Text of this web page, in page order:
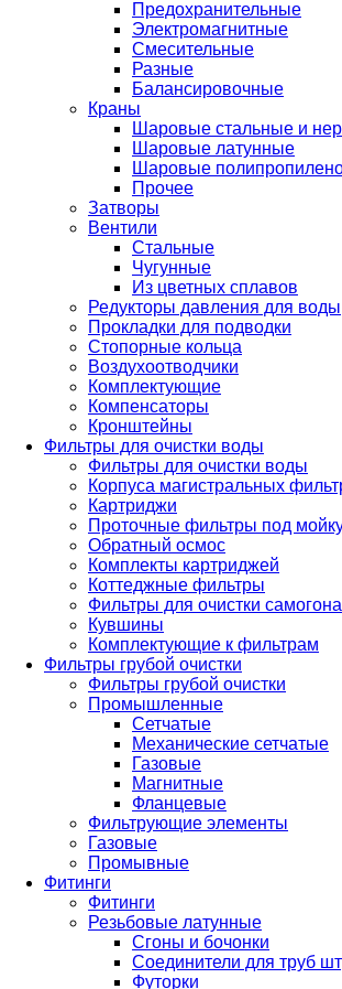
Предохранительные
Электромагнитные
Смесительные
Разные
Балансировочные
Краны
Шаровые стальные и
Шаровые латунные
Шаровые
Прочее
Затворы
Вентили
Стальные
Чугунные
Из цветных сплавов
Редукторы давления для воды
Прокладки для подводки
Стопорные кольца
Воздухоотводчики
Комплектующие
Компенсаторы
Кронштейны
Фильтры для очистки воды
Фильтры для очистки воды
Корпуса магистральных
Картриджи
Проточные фильтры под
Обратный осмос
Комплекты картриджей
Коттеджные фильтры
Фильтры для очистки самогона
Кувшины
Комплектующие к фильтрам
Фильтры грубой очистки
Фильтры грубой очистки
Промышленные
Сетчатые
Механические сетчатые
Газовые
Магнитные
Фланцевые
Фильтрующие элементы
Газовые
Промывные
Фитинги
Фитинги
Резьбовые латунные
Сгоны и бочонки
Соединители для труб
Футорки